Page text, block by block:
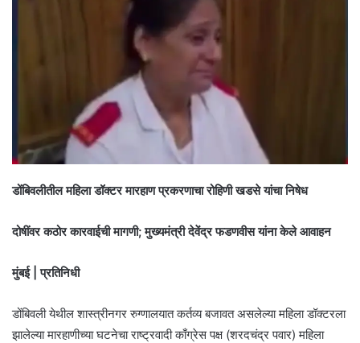
डोंबिवलीतील महिला डॉक्टर मारहाण प्रकरणाचा रोहिणी खडसे यांचा निषेध
दोषींवर कठोर कारवाईची मागणी; मुख्यमंत्री देवेंद्र फडणवीस यांना केले आवाहन
मुंबई | प्रतिनिधी
डोंबिवली येथील शास्त्रीनगर रुग्णालयात कर्तव्य बजावत असलेल्या महिला डॉक्टरला
झालेल्या मारहाणीच्या घटनेचा राष्ट्रवादी काँग्रेस पक्ष (शरदचंद्र पवार) महिला